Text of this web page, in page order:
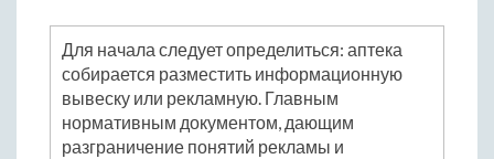
Для начала следует определиться: аптека
собирается разместить информационную
вывеску или рекламную. Главным
нормативным документом, дающим
разграничение понятий рекламы и